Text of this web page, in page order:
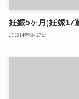
妊娠5ヶ月(妊娠17
2014年6月27日